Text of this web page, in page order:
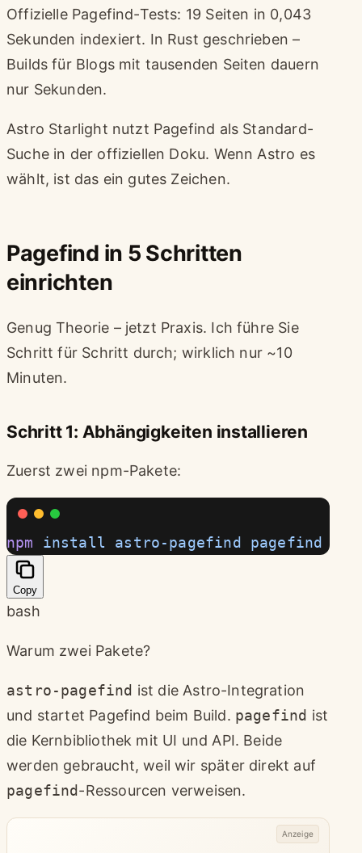
Offizielle Pagefind-Tests: 19 Seiten in 0,043
Sekunden indexiert. In Rust geschrieben –
Builds für Blogs mit tausenden Seiten dauern
nur Sekunden.
Astro Starlight nutzt Pagefind als Standard-
Suche in der offiziellen Doku. Wenn Astro es
wählt, ist das ein gutes Zeichen.
Pagefind in 5 Schritten
einrichten
Genug Theorie – jetzt Praxis. Ich führe Sie
Schritt für Schritt durch; wirklich nur ~10
Minuten.
Schritt 1: Abhängigkeiten installieren
Zuerst zwei npm-Pakete:
npm install astro-pagefind pagefind
Copy
bash
Warum zwei Pakete?
astro-pagefind ist die Astro-Integration
und startet Pagefind beim Build. pagefind ist
die Kernbibliothek mit UI und API. Beide
werden gebraucht, weil wir später direkt auf
pagefind-Ressourcen verweisen.
Anzeige